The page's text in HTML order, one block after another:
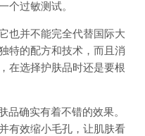
个过敏测试。
也并不能完全代替国际大
特的配方和技术，而且消
在选择护肤品时还是要根
品确实有着不错的效果。
有效缩小毛孔，让肌肤看